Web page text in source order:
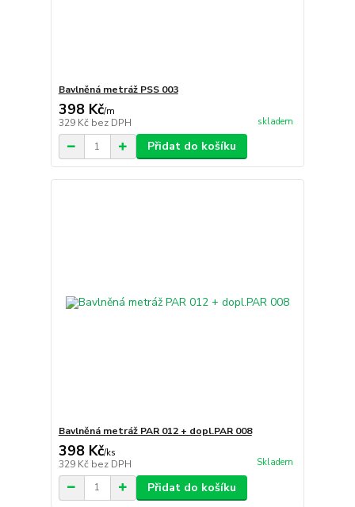
Bavlněná metráž PSS 003
398 Kč/m
329 Kč bez DPH skladem
Přidat do košíku
Bavlněná metráž PAR 012 + dopl.PAR 008
398 Kč/ks
329 Kč bez DPH Skladem
Přidat do košíku